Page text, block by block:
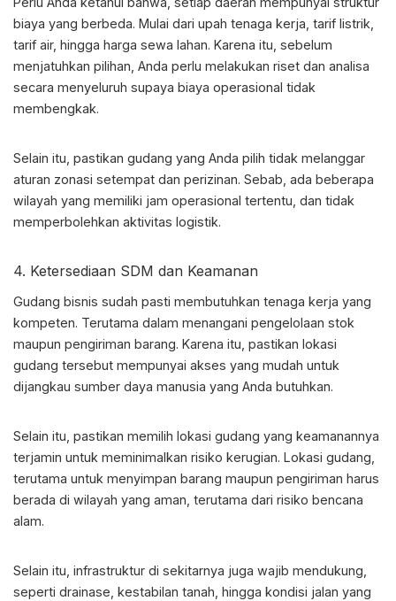
biaya yang berbeda. Mulai dari upah tenaga kerja, tarif listrik,
tarif air, hingga harga sewa lahan. Karena itu, sebelum
menjatuhkan pilihan, Anda perlu melakukan riset dan analisa
secara menyeluruh supaya biaya operasional tidak
membengkak.
Selain itu, pastikan gudang yang Anda pilih tidak melanggar
aturan zonasi setempat dan perizinan. Sebab, ada beberapa
wilayah yang memiliki jam operasional tertentu, dan tidak
memperbolehkan aktivitas logistik.
4. Ketersediaan SDM dan Keamanan
Gudang bisnis sudah pasti membutuhkan tenaga kerja yang
kompeten. Terutama dalam menangani pengelolaan stok
maupun pengiriman barang. Karena itu, pastikan lokasi
gudang tersebut mempunyai akses yang mudah untuk
dijangkau sumber daya manusia yang Anda butuhkan.
Selain itu, pastikan memilih lokasi gudang yang keamanannya
terjamin untuk meminimalkan risiko kerugian. Lokasi gudang,
terutama untuk menyimpan barang maupun pengiriman harus
berada di wilayah yang aman, terutama dari risiko bencana
alam.
Selain itu, infrastruktur di sekitarnya juga wajib mendukung,
seperti drainase, kestabilan tanah, hingga kondisi jalan yang